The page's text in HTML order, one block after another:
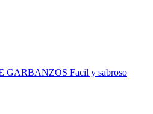
GARBANZOS Facil y sabroso